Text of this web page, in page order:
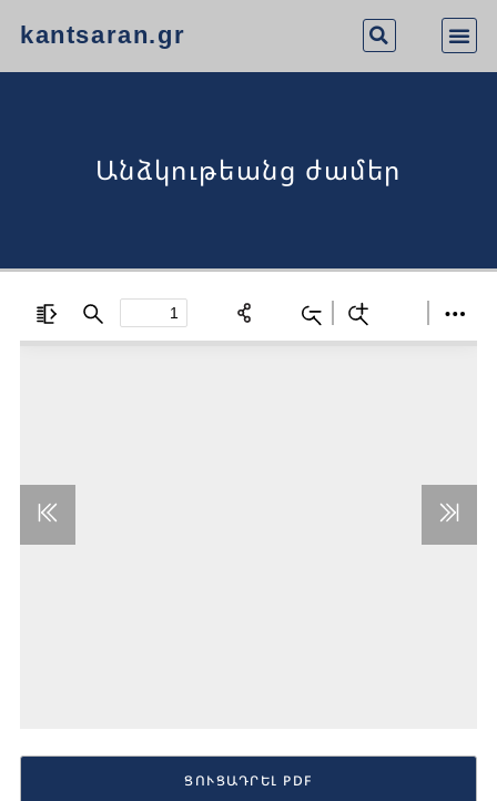
kantsaran.gr
Անձկութեանց ժամեր
ՑՈՒՑԱԴՐԵԼ PDF